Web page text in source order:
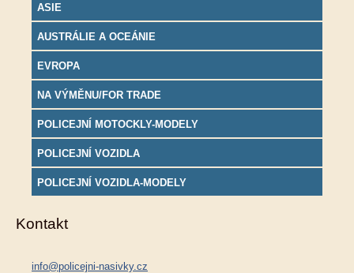
ASIE
AUSTRÁLIE A OCEÁNIE
EVROPA
NA VÝMĚNU/FOR TRADE
POLICEJNÍ MOTOCKLY-MODELY
POLICEJNÍ VOZIDLA
POLICEJNÍ VOZIDLA-MODELY
Kontakt
info@policejni-nasivky.cz